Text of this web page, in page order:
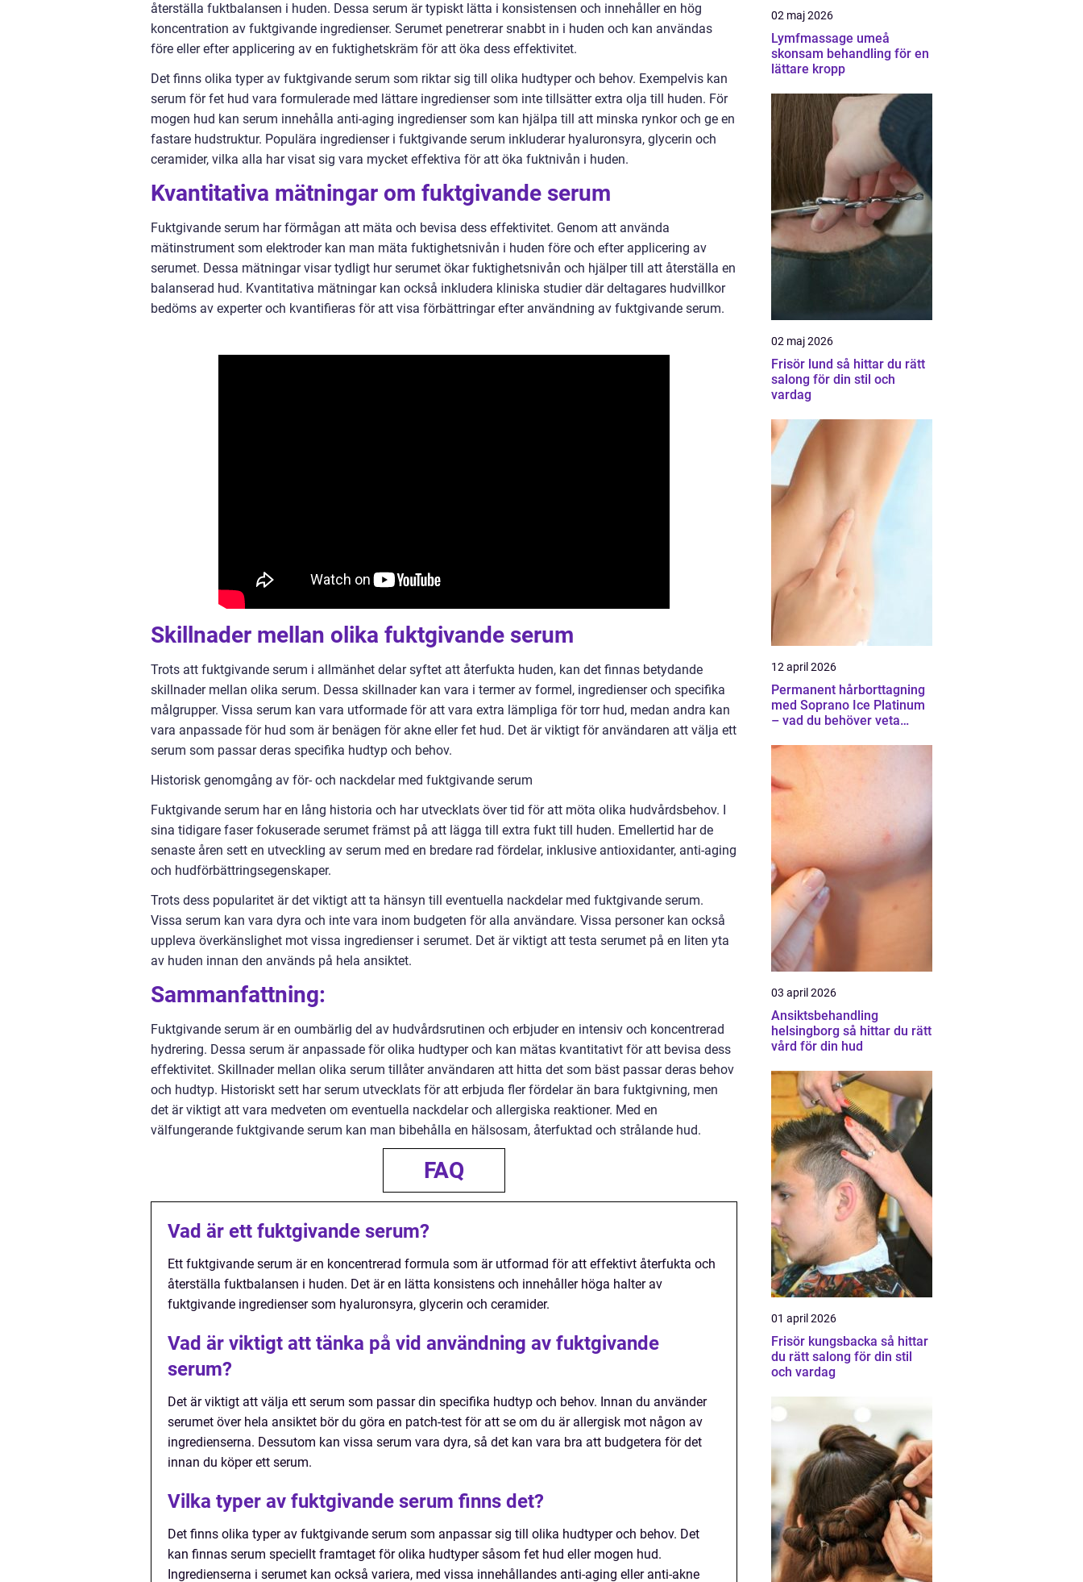
återställa fuktbalansen i huden. Dessa serum är typiskt lätta i konsistensen och innehåller en hög
koncentration av fuktgivande ingredienser. Serumet penetrerar snabbt in i huden och kan användas
före eller efter applicering av en fuktighetskräm för att öka dess effektivitet.
Det finns olika typer av fuktgivande serum som riktar sig till olika hudtyper och behov. Exempelvis kan
serum för fet hud vara formulerade med lättare ingredienser som inte tillsätter extra olja till huden. För
mogen hud kan serum innehålla anti-aging ingredienser som kan hjälpa till att minska rynkor och ge en
fastare hudstruktur. Populära ingredienser i fuktgivande serum inkluderar hyaluronsyra, glycerin och
ceramider, vilka alla har visat sig vara mycket effektiva för att öka fuktnivån i huden.
Kvantitativa mätningar om fuktgivande serum
Fuktgivande serum har förmågan att mäta och bevisa dess effektivitet. Genom att använda
mätinstrument som elektroder kan man mäta fuktighetsnivån i huden före och efter applicering av
serumet. Dessa mätningar visar tydligt hur serumet ökar fuktighetsnivån och hjälper till att återställa en
balanserad hud. Kvantitativa mätningar kan också inkludera kliniska studier där deltagares hudvillkor
bedöms av experter och kvantifieras för att visa förbättringar efter användning av fuktgivande serum.
Skillnader mellan olika fuktgivande serum
Trots att fuktgivande serum i allmänhet delar syftet att återfukta huden, kan det finnas betydande
skillnader mellan olika serum. Dessa skillnader kan vara i termer av formel, ingredienser och specifika
målgrupper. Vissa serum kan vara utformade för att vara extra lämpliga för torr hud, medan andra kan
vara anpassade för hud som är benägen för akne eller fet hud. Det är viktigt för användaren att välja ett
serum som passar deras specifika hudtyp och behov.
Historisk genomgång av för- och nackdelar med fuktgivande serum
Fuktgivande serum har en lång historia och har utvecklats över tid för att möta olika hudvårdsbehov. I
sina tidigare faser fokuserade serumet främst på att lägga till extra fukt till huden. Emellertid har de
senaste åren sett en utveckling av serum med en bredare rad fördelar, inklusive antioxidanter, anti-aging
och hudförbättringsegenskaper.
Trots dess popularitet är det viktigt att ta hänsyn till eventuella nackdelar med fuktgivande serum.
Vissa serum kan vara dyra och inte vara inom budgeten för alla användare. Vissa personer kan också
uppleva överkänslighet mot vissa ingredienser i serumet. Det är viktigt att testa serumet på en liten yta
av huden innan den används på hela ansiktet.
Sammanfattning:
Fuktgivande serum är en oumbärlig del av hudvårdsrutinen och erbjuder en intensiv och koncentrerad
hydrering. Dessa serum är anpassade för olika hudtyper och kan mätas kvantitativt för att bevisa dess
effektivitet. Skillnader mellan olika serum tillåter användaren att hitta det som bäst passar deras behov
och hudtyp. Historiskt sett har serum utvecklats för att erbjuda fler fördelar än bara fuktgivning, men
det är viktigt att vara medveten om eventuella nackdelar och allergiska reaktioner. Med en
välfungerande fuktgivande serum kan man bibehålla en hälsosam, återfuktad och strålande hud.
FAQ
Vad är ett fuktgivande serum?
Ett fuktgivande serum är en koncentrerad formula som är utformad för att effektivt återfukta och
återställa fuktbalansen i huden. Det är en lätta konsistens och innehåller höga halter av
fuktgivande ingredienser som hyaluronsyra, glycerin och ceramider.
Vad är viktigt att tänka på vid användning av fuktgivande
serum?
Det är viktigt att välja ett serum som passar din specifika hudtyp och behov. Innan du använder
serumet över hela ansiktet bör du göra en patch-test för att se om du är allergisk mot någon av
ingredienserna. Dessutom kan vissa serum vara dyra, så det kan vara bra att budgetera för det
innan du köper ett serum.
Vilka typer av fuktgivande serum finns det?
Det finns olika typer av fuktgivande serum som anpassar sig till olika hudtyper och behov. Det
kan finnas serum speciellt framtaget för olika hudtyper såsom fet hud eller mogen hud.
Ingredienserna i serumet kan också variera, med vissa innehållandes anti-aging eller anti-akne
02 maj 2026
Lymfmassage umeå
skonsam behandling för en
lättare kropp
02 maj 2026
Frisör lund så hittar du rätt
salong för din stil och
vardag
12 april 2026
Permanent hårborttagning
med Soprano Ice Platinum
– vad du behöver veta
03 april 2026
Ansiktsbehandling
helsingborg så hittar du rätt
vård för din hud
01 april 2026
Frisör kungsbacka så hittar
du rätt salong för din stil
och vardag